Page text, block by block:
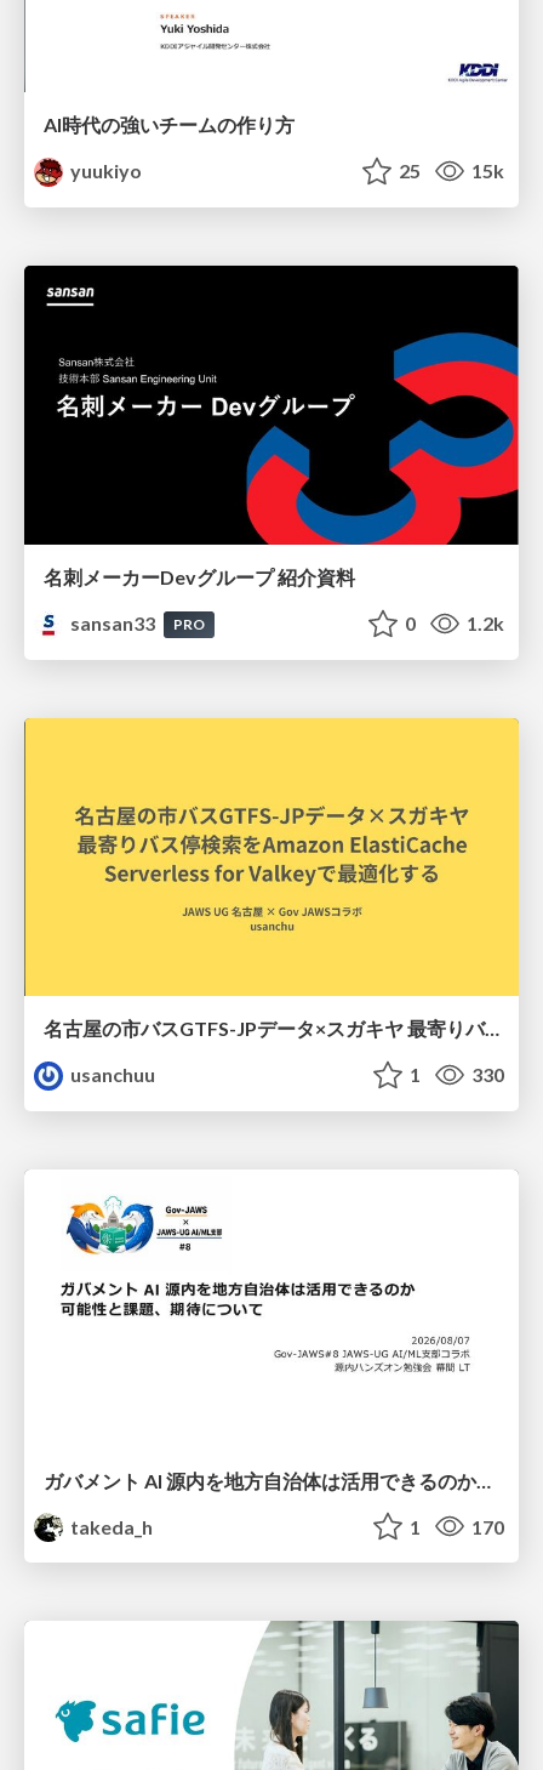
AI時代の強いチームの作り方
yuukiyo
25 15k
名刺メーカーDevグループ 紹介資料
sansan33
PRO 0 1.2k
名古屋の市バスGTFS-JPデータ×スガキヤ 最寄りバス停検索をAmazon ElastiCache Serverless for Valkeyで最適化する
usanchuu
1 330
ガバメント AI 源内を地方自治体は活用できるのか 可能性と課題、期待について
takeda_h
1 170